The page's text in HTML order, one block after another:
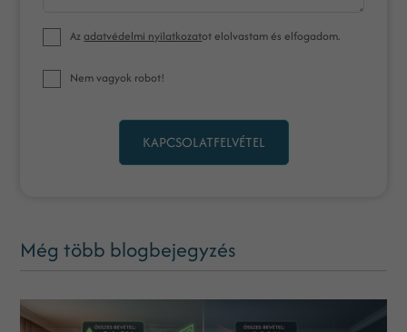
Azadatvédelmi nyilatkozatot elolvastam és elfogadom.
Nem vagyok robot!
KAPCSOLATFELVÉTEL
Még több blogbejegyzés